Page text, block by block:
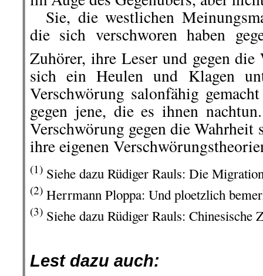
Sie, die westlichen
die sich verschworen haben
Zuhörer, ihre Leser und gegen
sich ein Heulen und Klagen
Verschwörung salonfähig
gegen jene, die es ihnen
Verschwörung gegen die Wahrheit
ihre eigenen
(1) Siehe dazu Rüdiger Rauls: Die
(2) Herrmann Ploppa: Und ploetzlich
(3) Siehe dazu Rüdiger Rauls: Chinesische
Lest dazu auch: